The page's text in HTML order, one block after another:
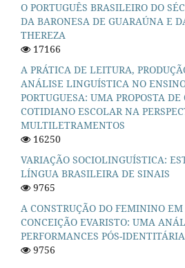
O PORTUGUÊS BRASILEIRO DO
DA BARONESA DE GUARAÚNA E
THEREZA
17166
A PRÁTICA DE LEITURA,
ANÁLISE LINGUÍSTICA NO
PORTUGUESA: UMA PROPOSTA
COTIDIANO ESCOLAR NA
MULTILETRAMENTOS
16250
VARIAÇÃO SOCIOLINGUÍSTICA:
LÍNGUA BRASILEIRA DE SINAIS
9765
A CONSTRUÇÃO DO FEMININO EM
CONCEIÇÃO EVARISTO: UMA
PERFORMANCES PÓS-
9756